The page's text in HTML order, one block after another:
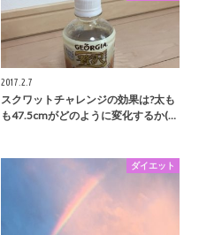
2017.2.7
スクワットチャレンジの効果は?太も
も47.5cmがどのように変化するか(…
ダイエット